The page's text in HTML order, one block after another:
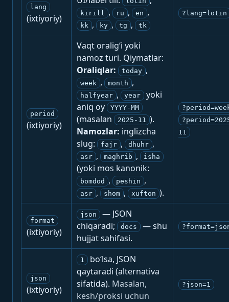
lang
(ixtiyoriy) kirill , ru , en ,
kk , ky , tg , tk
?lang=lotin
period
(ixtiyoriy)
Vaqt oralig‘i yoki
namoz turi. Qiymatlar:
Oraliqlar:
today ,
week , month ,
halfyear , year
yoki
aniq oy
YYYY-MM
(masalan 2025-11 ).
Namozlar: inglizcha
slug:
fajr , dhuhr ,
asr , maghrib , isha
(yoki mos kanonik:
bomdod , peshin ,
asr , shom , xufton ).
11
format
(ixtiyoriy)
json
— JSON
chiqaradi;
docs
— shu
hujjat sahifasi.
json
(ixtiyoriy)
1
bo‘lsa, JSON
qaytaradi (alternativa
sifatida). Masalan,
kesh/proksi uchun
?json=1